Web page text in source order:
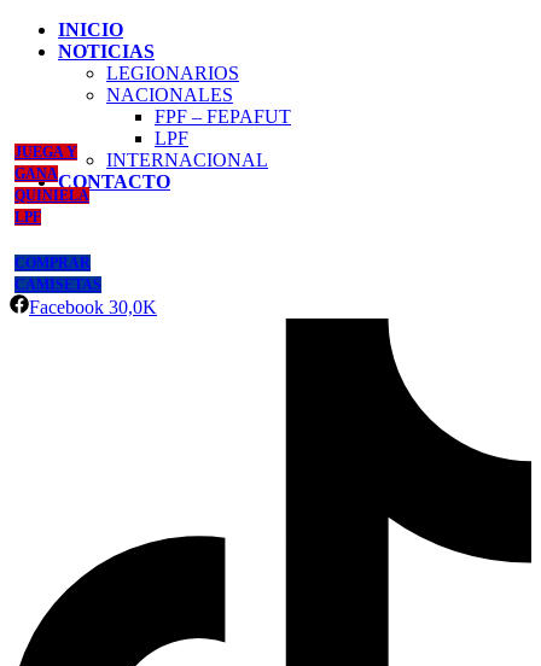
INICIO
NOTICIAS
LEGIONARIOS
NACIONALES
FPF – FEPAFUT
LPF
INTERNACIONAL
CONTACTO
JUEGA Y
GANA
QUINIELA
LPF
COMPRAR
CAMISETAS
Facebook 30,0K